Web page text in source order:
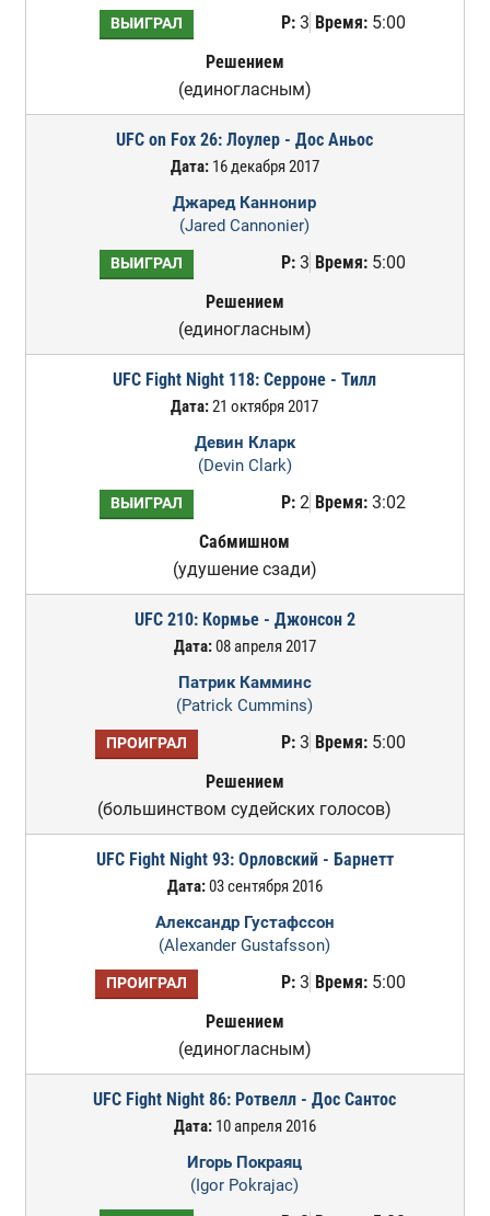
ВЫИГРАЛ Р:3 Время:5:00
Решением
(единогласным)
UFC on Fox 26: Лоулер - Дос Аньос
Дата:16 декабря 2017
Джаред Каннонир
(Jared Cannonier)
ВЫИГРАЛ Р:3 Время:5:00
Решением
(единогласным)
UFC Fight Night 118: Серроне - Тилл
Дата:21 октября 2017
Девин Кларк
(Devin Clark)
ВЫИГРАЛ Р:2 Время:3:02
Сабмишном
(удушение сзади)
UFC 210: Кормье - Джонсон 2
Дата:08 апреля 2017
Патрик Камминс
(Patrick Cummins)
ПРОИГРАЛ Р:3 Время:5:00
Решением
(большинством судейских голосов)
UFC Fight Night 93: Орловский - Барнетт
Дата:03 сентября 2016
Александр Густафссон
(Alexander Gustafsson)
ПРОИГРАЛ Р:3 Время:5:00
Решением
(единогласным)
UFC Fight Night 86: Ротвелл - Дос Сантос
Дата:10 апреля 2016
Игорь Покраяц
(Igor Pokrajac)